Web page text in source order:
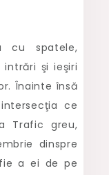
cu spatele,
şi ieşiri
Înainte însă
ce
Trafic greu,
dinspre
a ei de pe